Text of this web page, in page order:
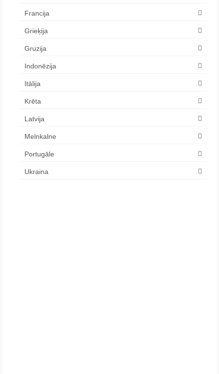
Francija
Grieķija
Gruzija
Indonēzija
Itālija
Krēta
Latvija
Melnkalne
Portugāle
Ukraina